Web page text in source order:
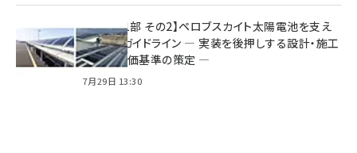
特集【第1部 その2】ペロブスカイト太陽電池を支え
る2つのガイドライン ― 実装を後押しする設計・施工
方針と評価基準の策定 ―
7月29日 13:30